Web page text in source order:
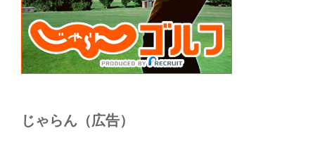
じゃらん（広告）